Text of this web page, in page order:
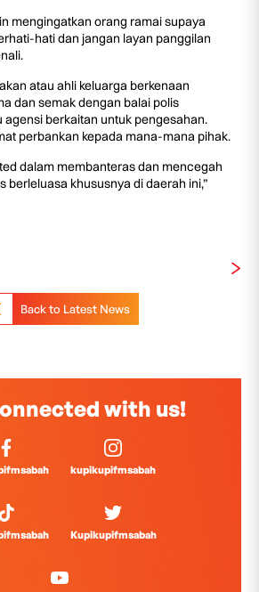
mengingatkan orang ramai supaya
hati dan jangan layan panggilan
atau ahli keluarga berkenaan
dan semak dengan balai polis
agensi berkaitan untuk pengesahan.
perbankan kepada mana-mana pihak.
dalam membanteras dan mencegah
berleluasa khususnya di daerah ini,”
Back to Latest News
with us!
kupikupifmsabah
Kupikupifmsabah